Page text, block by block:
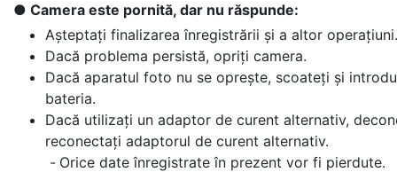
Camera este pornită, dar nu răspunde:
Așteptați finalizarea înregistrării și a altor operațiuni.
Dacă problema persistă, opriți camera.
Dacă aparatul foto nu se oprește, scoateți și
bateria.
Dacă utilizați un adaptor de curent alternativ,
reconectați adaptorul de curent alternativ.
Orice date înregistrate în prezent vor fi pierdute.